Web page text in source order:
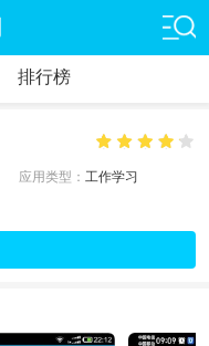
排行榜
应用类型： 工作学习